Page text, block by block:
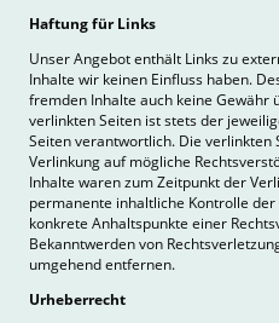
Haftung für Links
Unser Angebot enthält Links zu
Inhalte wir keinen Einfluss haben.
fremden Inhalte auch keine Gewähr
verlinkten Seiten ist stets der
Seiten verantwortlich. Die
Verlinkung auf mögliche
Inhalte waren zum Zeitpunkt der
permanente inhaltliche Kontrolle
konkrete Anhaltspunkte einer
Bekanntwerden von
umgehend entfernen.
Urheberrecht